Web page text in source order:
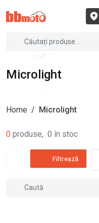
Microlight
Home / Microlight
0 produse, 0 în stoc
Filtrează